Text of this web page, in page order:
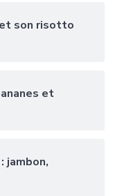
et son risotto
et
jambon,